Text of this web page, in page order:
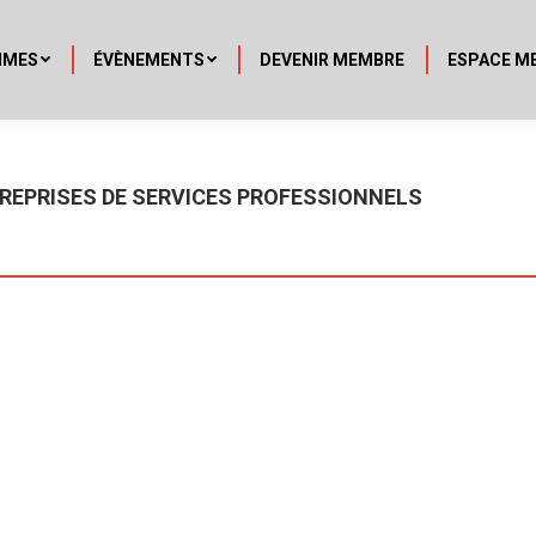
ÉVÈNEMENTS DEVENIR MEMBRE ESPACE
DE SERVICES PROFESSIONNELS